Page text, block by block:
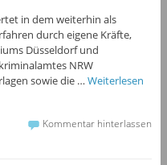
in dem weiterhin als
durch eigene Kräfte,
Düsseldorf und
NRW
sowie die … Weiterlesen
Kommentar hinterlassen